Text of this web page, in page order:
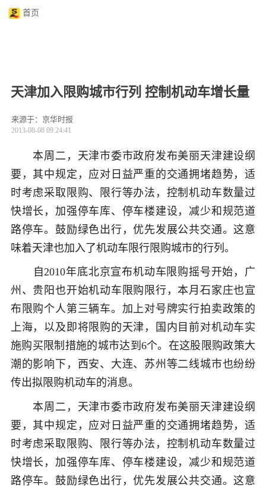
首页
天津加入限购城市行列 控制机动车增长量
来源于：京华时报
2013-08-08 09:24:41
本周二，天津市委市政府发布美丽天津建设纲
要，其中规定，应对日益严重的交通拥堵趋势，适
时考虑采取限购、限行等办法，控制机动车数量过
快增长，加强停车库、停车楼建设，减少和规范道
路停车。鼓励绿色出行，优先发展公共交通。这意
味着天津也加入了机动车限行限购城市的行列。
自2010年底北京宣布机动车限购摇号开始，广
州、贵阳也开始机动车限购限行，本月石家庄也宣
布限购个人第三辆车。加上对号牌实行拍卖政策的
上海，以及即将限购的天津，国内目前对机动车实
施购买限制措施的城市达到6个。在这股限购政策大
潮的影响下，西安、大连、苏州等二线城市也纷纷
传出拟限购机动车的消息。
本周二，天津市委市政府发布美丽天津建设纲
要，其中规定，应对日益严重的交通拥堵趋势，适
时考虑采取限购、限行等办法，控制机动车数量过
快增长，加强停车库、停车楼建设，减少和规范道
路停车。鼓励绿色出行，优先发展公共交通。这意